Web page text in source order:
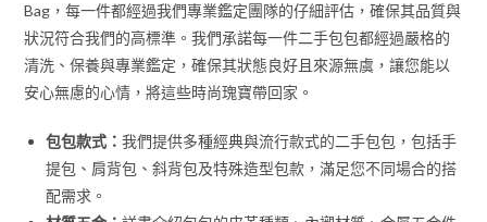
Bag，每一件都經過我們專業鑑定團隊的仔細評估，確保其品質與
狀況符合我們的高標準。我們承諾每一件二手包包都經過嚴格的
清洗、保養與專業鑑定，確保其狀態良好且來源無虞，讓您能以
安心無慮的心情，將這些時尚瑰寶帶回家。
包包款式：我們提供多種經典與流行款式的二手包包，包括手
提包、肩背包、斜背包及特殊造型包款，滿足您不同場合的搭
配需求。